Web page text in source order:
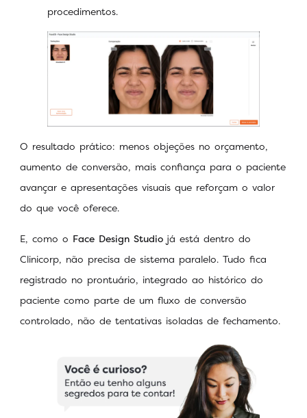
procedimentos.
O resultado prático: menos objeções no orçamento,
aumento de conversão, mais confiança para o paciente
avançar e apresentações visuais que reforçam o valor
do que você oferece.
E, como o Face Design Studio já está dentro do
Clinicorp, não precisa de sistema paralelo. Tudo fica
registrado no prontuário, integrado ao histórico do
paciente como parte de um fluxo de conversão
controlado, não de tentativas isoladas de fechamento.